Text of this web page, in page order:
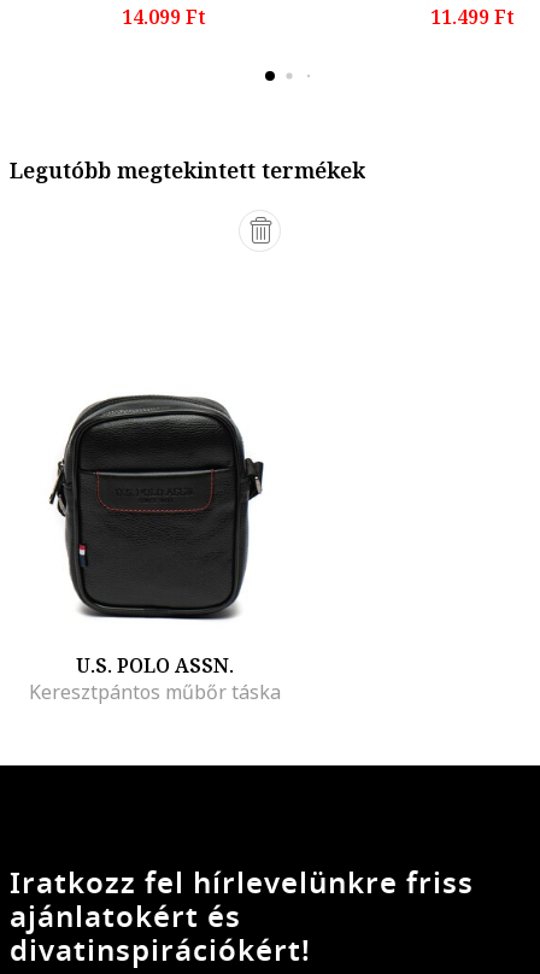
14.099 Ft
11.499 Ft
Legutóbb megtekintett termékek
U.S. POLO ASSN.
Keresztpántos műbőr táska
Iratkozz fel hírlevelünkre friss
ajánlatokért és
divatinspirációkért!